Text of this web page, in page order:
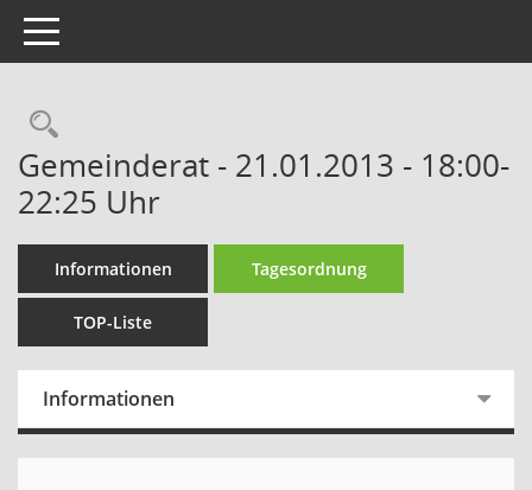
Toggle navigation
Gemeinderat - 21.01.2013 - 18:00-
22:25 Uhr
Informationen Tagesordnung
TOP-Liste
Informationen